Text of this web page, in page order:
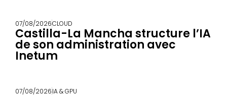
07/08/2026CLOUD
Castilla-La Mancha structure l’IA
de son administration avec
Inetum
07/08/2026IA & GPU